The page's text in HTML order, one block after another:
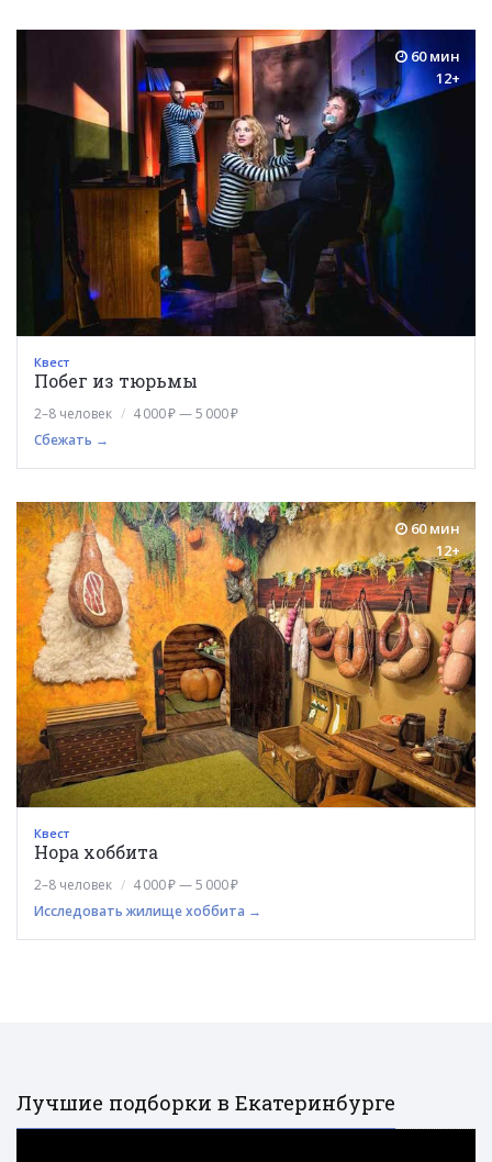
60 мин
12+
Квест
Побег из тюрьмы
2–8 человек
4 000 ₽ — 5 000 ₽
Сбежать →
60 мин
12+
Квест
Нора хоббита
2–8 человек
4 000 ₽ — 5 000 ₽
Исследовать жилище хоббита →
Лучшие подборки в Екатеринбурге